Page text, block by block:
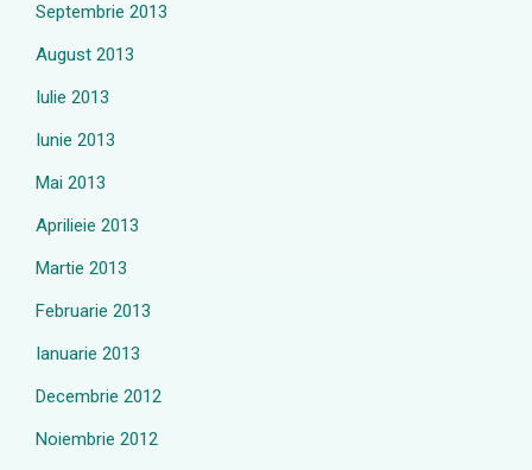
Septembrie 2013
August 2013
Iulie 2013
Iunie 2013
Mai 2013
Aprilieie 2013
Martie 2013
Februarie 2013
Ianuarie 2013
Decembrie 2012
Noiembrie 2012